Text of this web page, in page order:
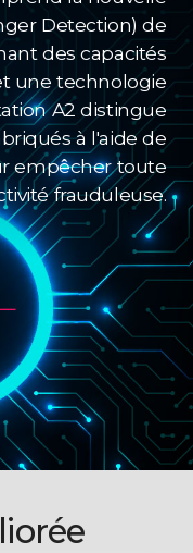
Detection) de
des capacités
une technologie
A2 distingue
à l'aide de
empêcher toute
frauduleuse.